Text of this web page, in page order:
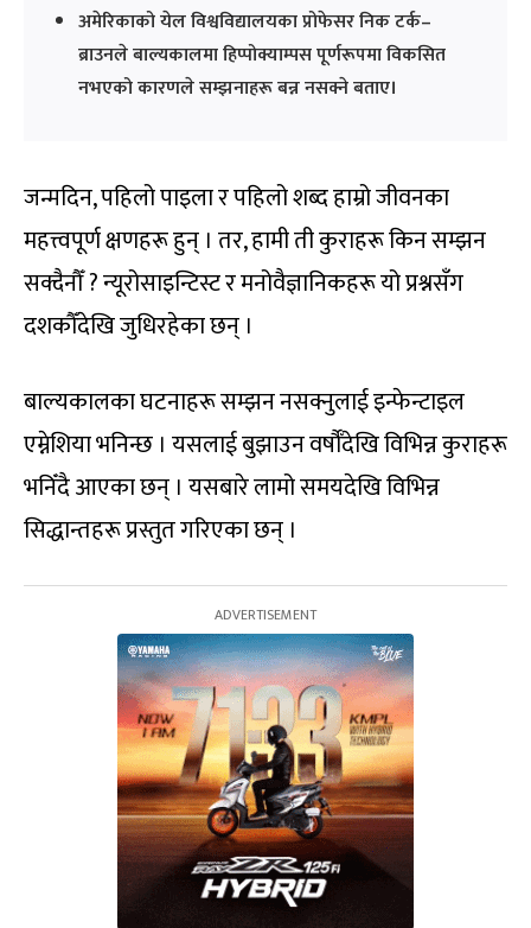
अमेरिकाको येल विश्वविद्यालयका प्रोफेसर निक टर्क–
ब्राउनले बाल्यकालमा हिप्पोक्याम्पस पूर्णरूपमा विकसित
नभएको कारणले सम्झनाहरू बन्न नसक्ने बताए।
जन्मदिन, पहिलो पाइला र पहिलो शब्द हाम्रो जीवनका
महत्त्वपूर्ण क्षणहरू हुन् । तर, हामी ती कुराहरू किन सम्झन
सक्दैनौँ ? न्यूरोसाइन्टिस्ट र मनोवैज्ञानिकहरू यो प्रश्नसँग
दशकौँदेखि जुधिरहेका छन् ।
बाल्यकालका घटनाहरू सम्झन नसक्नुलाई इन्फेन्टाइल
एम्नेशिया भनिन्छ । यसलाई बुझाउन वर्षौँदेखि विभिन्न कुराहरू
भनिँदै आएका छन् । यसबारे लामो समयदेखि विभिन्न
सिद्धान्तहरू प्रस्तुत गरिएका छन् ।